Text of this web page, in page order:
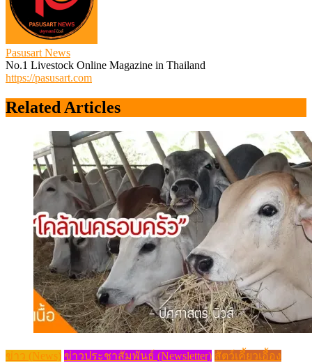
Pasusart News
No.1 Livestock Online Magazine in Thailand
https://pasusart.com
Related Articles
ข่าว (News) ข่าวประชาสัมพันธ์ (Newsletter) สัตว์เคี้ยวเอื้อง